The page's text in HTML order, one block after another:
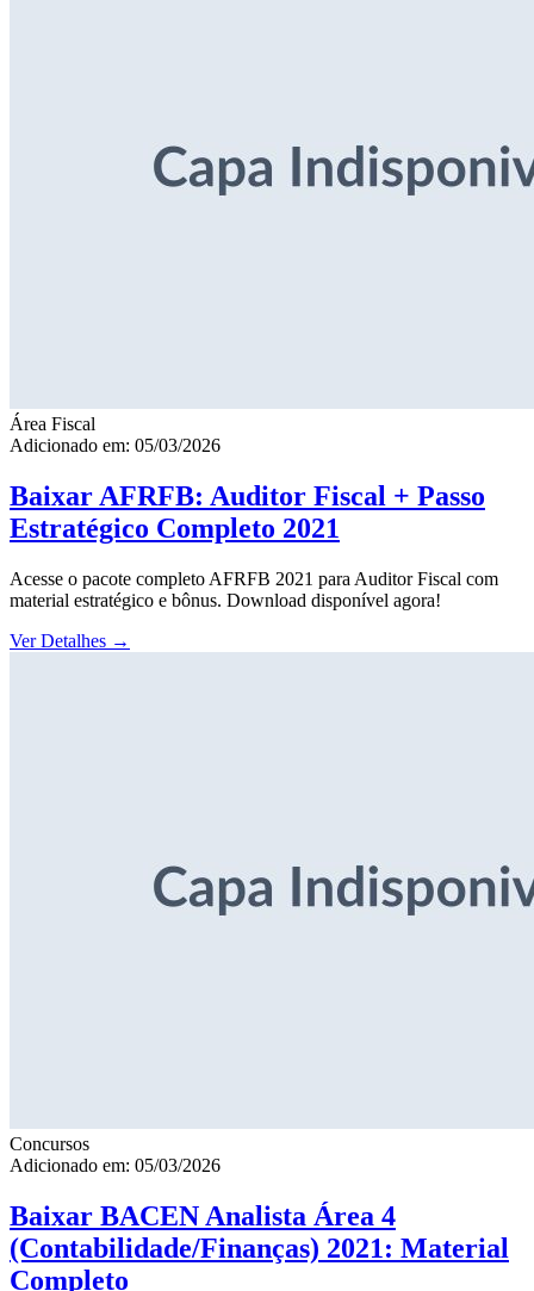
Área Fiscal
Adicionado em: 05/03/2026
Baixar AFRFB: Auditor Fiscal + Passo
Estratégico Completo 2021
Acesse o pacote completo AFRFB 2021 para Auditor Fiscal com
material estratégico e bônus. Download disponível agora!
Ver Detalhes →
Concursos
Adicionado em: 05/03/2026
Baixar BACEN Analista Área 4
(Contabilidade/Finanças) 2021: Material
Completo